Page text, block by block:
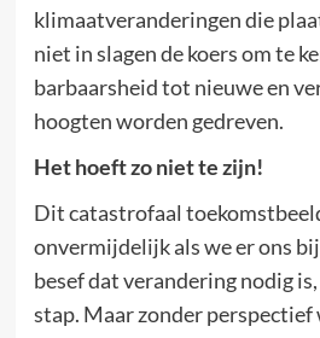
klimaatveranderingen die
niet in slagen de koers om te
barbaarsheid tot nieuwe en
hoogten worden gedreven.
Het hoeft zo niet te zijn!
Dit catastrofaal
onvermijdelijk als we er ons
besef dat verandering nodig
stap. Maar zonder perspectief